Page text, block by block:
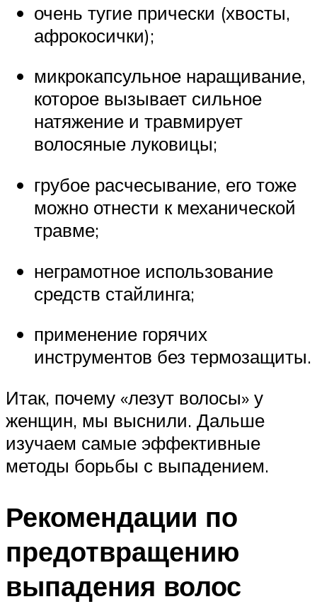
очень тугие прически (хвосты,
афрокосички);
микрокапсульное наращивание,
которое вызывает сильное
натяжение и травмирует
волосяные луковицы;
грубое расчесывание, его тоже
можно отнести к механической
травме;
неграмотное использование
средств стайлинга;
применение горячих
инструментов без термозащиты.
Итак, почему «лезут волосы» у
женщин, мы выснили. Дальше
изучаем самые эффективные
методы борьбы с выпадением.
Рекомендации по
предотвращению
выпадения волос